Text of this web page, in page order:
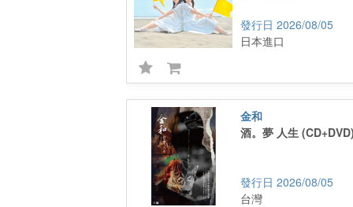
2026/08/05
日本進口
金和
酒。夢 人生
2026/08/05
台灣